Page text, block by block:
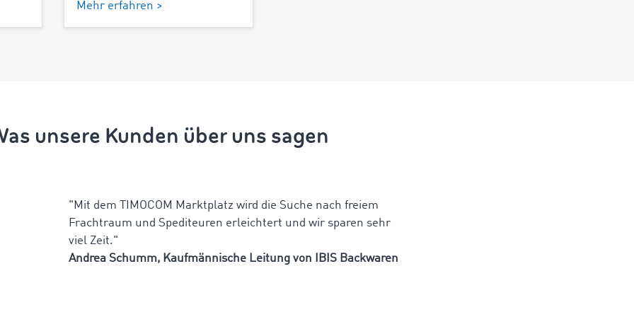
Mehr erfahren >
unsere Kunden über uns sagen
"Mit dem TIMOCOM Marktplatz wird die Suche nach freiem
Frachtraum und Spediteuren erleichtert und wir sparen sehr
viel Zeit."
Andrea Schumm, Kaufmännische Leitung von IBIS Backwaren